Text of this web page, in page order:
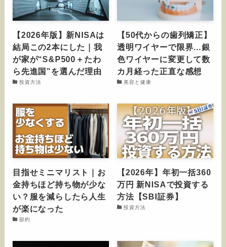
【2026年版】新NISAは
結局この2本にした｜我
が家が“S&P500＋たわ
ら先進国”を選んだ理由
投資方法
【50代からの歯列矯正】
透明ワイヤーで限界…銀
色ワイヤーに変更して数
カ月経った正直な感想
美容と健康
目指せミニマリスト｜お
金持ちほど持ち物が少な
い？服を減らしたら人生
が楽になった
節約
【2026年】年初一括360
万円 新NISAで投資する
方法【SBI証券】
投資方法